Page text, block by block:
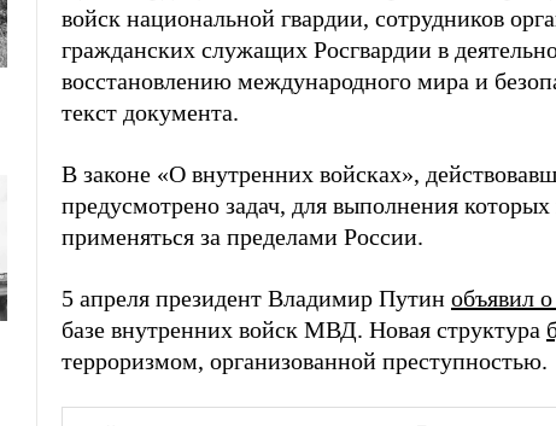
войск национальной гвардии, сотрудников
гражданских служащих Росгвардии в
восстановлению международного мира и
текст документа.
В законе «О внутренних войсках»,
предусмотрено задач, для выполнения
применяться за пределами России.
5 апреля президент Владимир Путин объявил
базе внутренних войск МВД. Новая структура
терроризмом, организованной преступностью.